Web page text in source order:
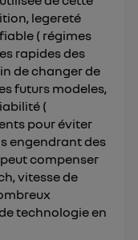
legereté
( régimes
rapides des
de changer de
futurs modeles,
(
pour éviter
engendrant des
compenser
vitesse de
technologie en